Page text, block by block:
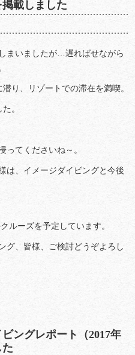
載しました
まいましたが…遅ればせながら
り、リゾートでの滞在を満喫。
。
ってくださいね～。
は、イメージダイビングと今後
ルーズを予定しています。
グ、皆様、ご検討どうぞよろし
ングレポート（2017年